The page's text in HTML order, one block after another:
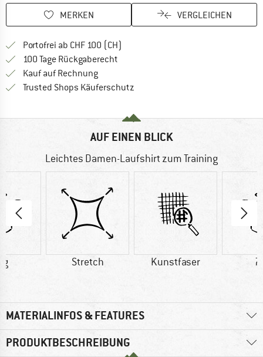
MERKEN VERGLEICHEN
Portofrei ab CHF 100 (CH)
100 Tage Rückgaberecht
Kauf auf RechnungFinde die Zahlungs-Infos hier! Öffnet
Trusted Shops Käuferschutz
AUF EINEN BLICK
Leichtes Damen-Laufshirt zum Training
g Stretch Kunstfaser
MATERIALINFOS & FEATURES
PRODUKTBESCHREIBUNG